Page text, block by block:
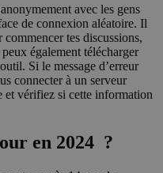
avec les gens
de connexion aléatoire. Il
tes discussions,
également télécharger
Si le message d’erreur
connecter à un serveur
et vérifiez si cette information
en 2024 ?